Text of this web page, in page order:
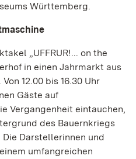
Württemberg.
„UFFRUR!... on the
in einen Jahrmarkt aus
12.00 bis 16.30 Uhr
Gäste auf
Vergangenheit eintauchen,
des Bauernkriegs
Darstellerinnen und
umfangreichen